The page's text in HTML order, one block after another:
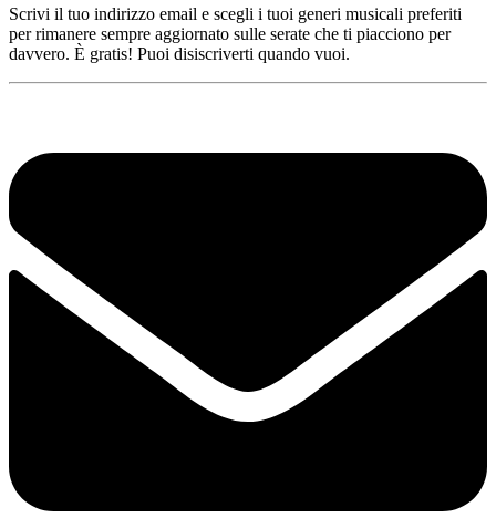
Scrivi il tuo indirizzo email e scegli i tuoi generi musicali preferiti
per rimanere sempre aggiornato sulle serate che ti piacciono per
davvero. È gratis! Puoi disiscriverti quando vuoi.